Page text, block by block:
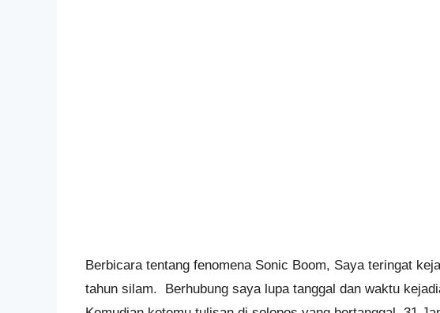
Berbicara tentang fenomena Sonic Boom, Saya teringat
tahun silam. Berhubung saya lupa tanggal dan waktu